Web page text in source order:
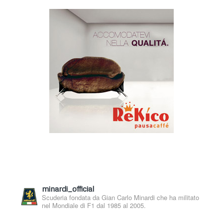
minardi_official
Scuderia fondata da Gian Carlo Minardi che ha militato
nel Mondiale di F1 dal 1985 al 2005.